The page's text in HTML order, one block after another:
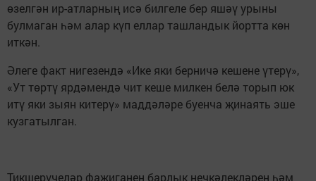
өзелгән ир-атларның исә билгеле бер яшәү урыны
булмаган һәм алар күп еллар ташландык йортта көн
иткән.
Әлеге факт нигезендә «Ике яки берничә кешене үтерү»,
«Ут төртү ярдәмендә чит кеше милкен белә торып юк
итү яки зыян китерү» маддәләре буенча җинаять эше
кузгатылган.
Тикшерүчеләр фаҗиганең барлык нечкәлекләрен һәм